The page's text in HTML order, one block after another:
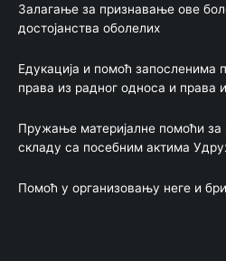
Залагање за признавање ове
достојанства оболелих
Едукација и помоћ запосленима
права из радног односа и права
Пружање материјалне помоћи за
складу са посебним актима
Помоћ у организовању неге и